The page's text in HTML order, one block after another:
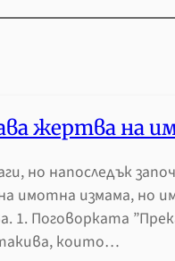
жертва на
но напоследък
имотна измама, но
1. Поговорката
които…